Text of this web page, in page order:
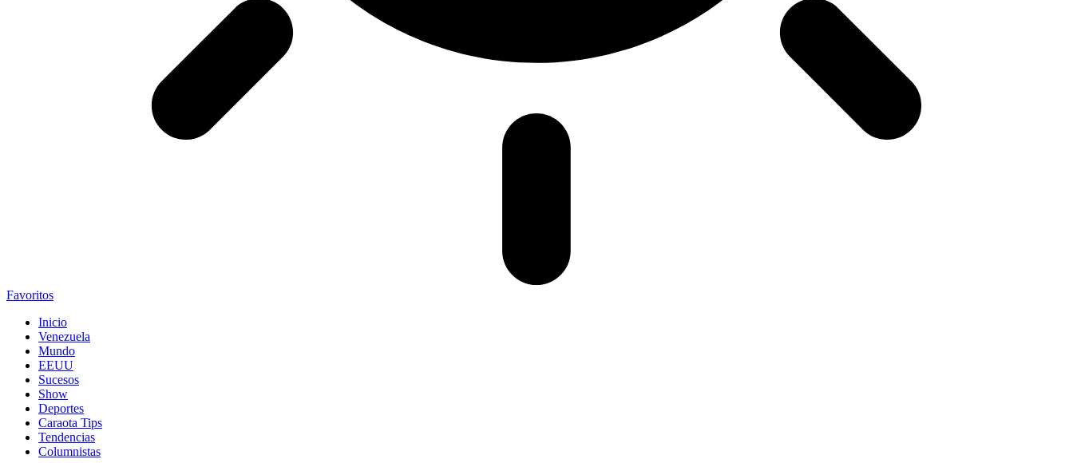
Favoritos
Inicio
Venezuela
Mundo
EEUU
Sucesos
Show
Deportes
Caraota Tips
Tendencias
Columnistas